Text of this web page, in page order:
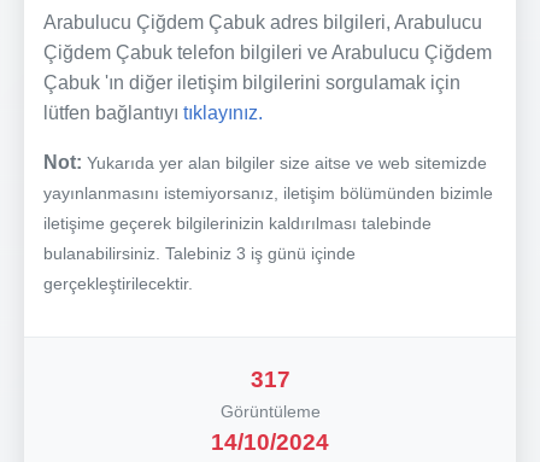
Arabulucu Çiğdem Çabuk adres bilgileri, Arabulucu
Çiğdem Çabuk telefon bilgileri ve Arabulucu Çiğdem
Çabuk 'ın diğer iletişim bilgilerini sorgulamak için
lütfen bağlantıyı tıklayınız.
Not: Yukarıda yer alan bilgiler size aitse ve web sitemizde
yayınlanmasını istemiyorsanız, iletişim bölümünden bizimle
iletişime geçerek bilgilerinizin kaldırılması talebinde
bulanabilirsiniz. Talebiniz 3 iş günü içinde
gerçekleştirilecektir.
317
Görüntüleme
14/10/2024